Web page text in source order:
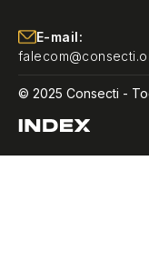
E-mail:
© 2025 Consecti -